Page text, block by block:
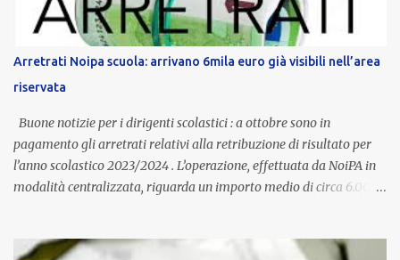
è un unicum in Italia: si tratta di una misura esclusiva della
Provincia autonoma di Bolzano, che integra in maniera stabile lo
stipendio nazionale grazie alle prerogative garantite
dall’autonomia locale. Non è un bonus temporaneo né un
compenso accessorio, ma una voce strutturale di retribuzione,
aggiornata periodicamente in base al cost...
Arretrati Noipa scuola: arrivano 6mila euro già visibili nell’area
riservata
Buone notizie per i dirigenti scolastici : a ottobre sono in
pagamento gli arretrati relativi alla retribuzione di risultato per
l’anno scolastico 2023/2024 . L’operazione, effettuata da NoiPA in
modalità centralizzata, riguarda un importo medio di circa 6.000
ordinaria di ottobre . Cos’è la retribuzione di risultato La